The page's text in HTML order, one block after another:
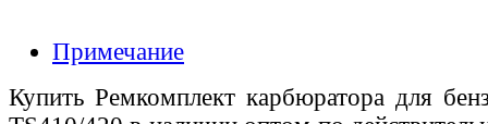
Примечание
Купить Ремкомплект карбюратора для